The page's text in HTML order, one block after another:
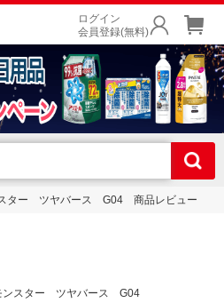
ログイン
会員登録(無料)
ター ツヤバース G04 商品レビュー
ンスター ツヤバース G04